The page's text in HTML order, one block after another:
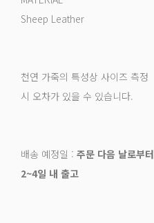
Sheep Leather
천연 가죽의 특성상 사이즈 측정
시 오차가 있을 수 있습니다.
배송 예정일 : 주문 다음 날로부터
2~4일 내 출고